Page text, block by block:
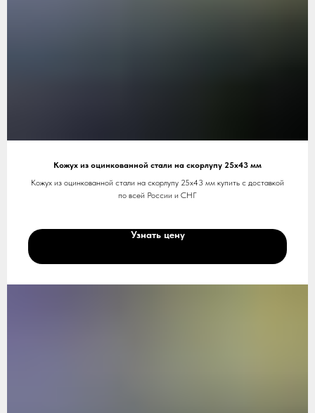
Кожух из оцинкованной стали на скорлупу 25х43 мм
Кожух из оцинкованной стали на скорлупу 25х43 мм купить с доставкой
по всей России и СНГ
Узнать цену